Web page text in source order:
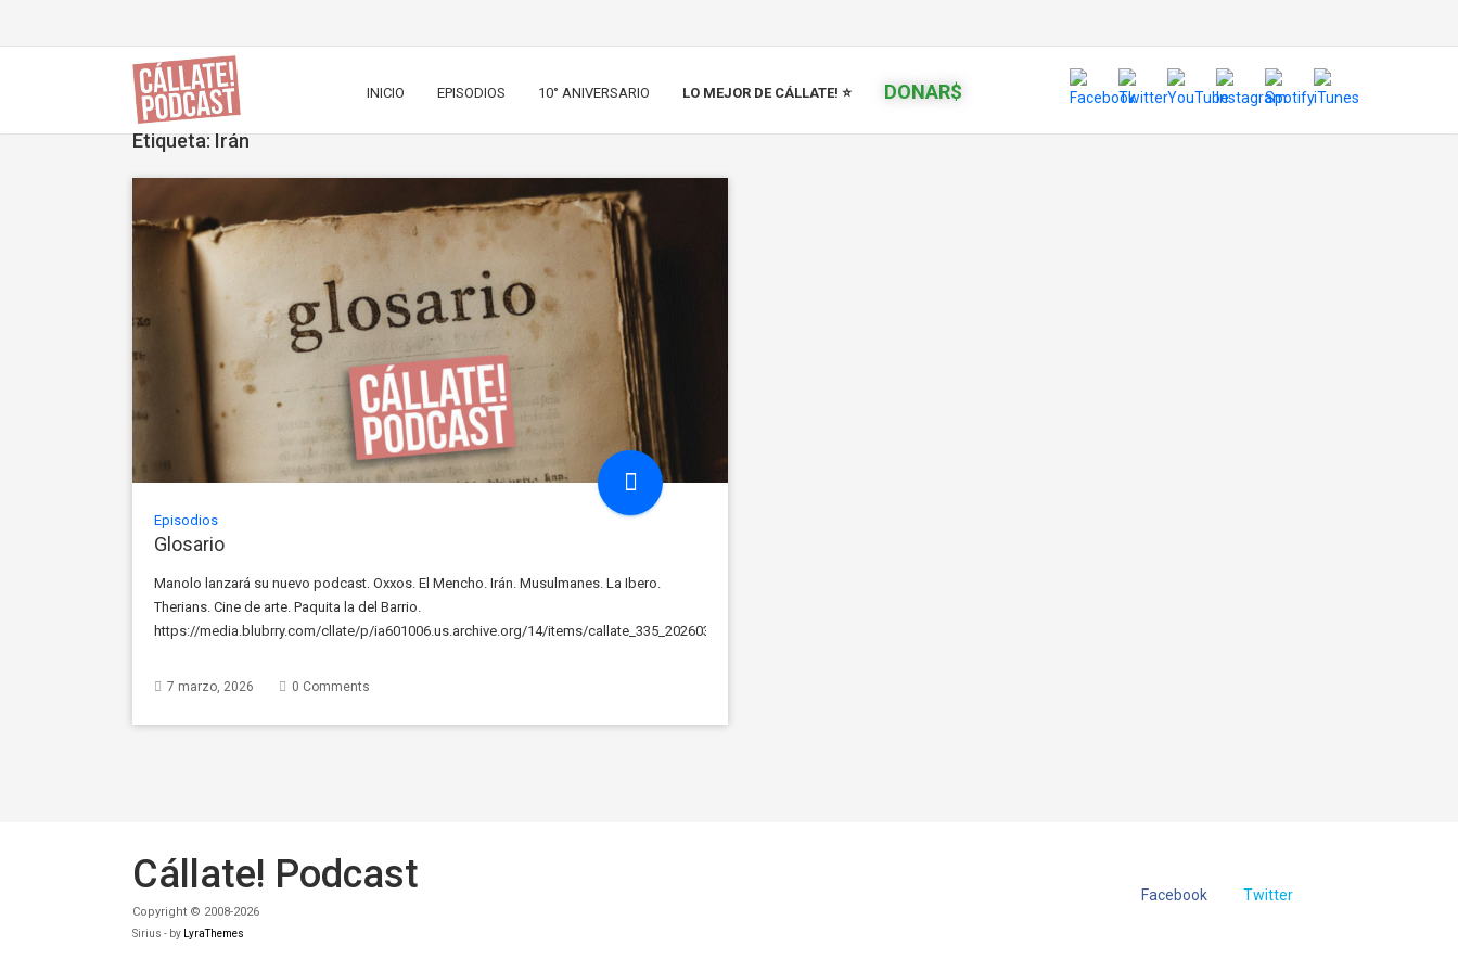
INICIO EPISODIOS 10° ANIVERSARIO LO MEJOR DE CÁLLATE! ⭐ DONAR$
Etiqueta: Irán
Episodios
Glosario
Manolo lanzará su nuevo podcast. Oxxos. El Mencho. Irán. Musulmanes. La Ibero.
Therians. Cine de arte. Paquita la del Barrio.
https://media.blubrry.com/cllate/p/ia601006.us.archive.org/14/items/callate_335_202603/callate_335_160kbps.mp3Podcast:
7 marzo, 2026 0 Comments
Facebook Twitter
Cállate! Podcast
Copyright © 2008-2026
Sirius - by LyraThemes